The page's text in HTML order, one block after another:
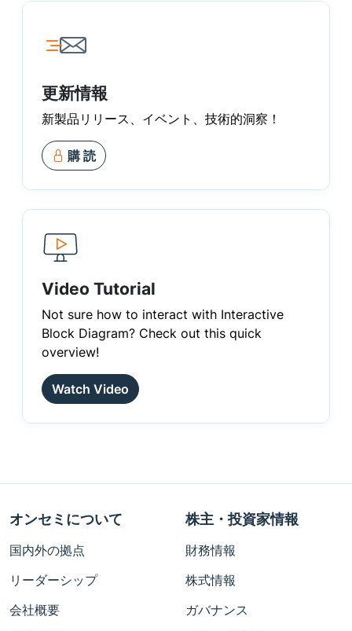
更新情報
新製品リリース、イベント、技術的洞察！
購 読
Video Tutorial
Not sure how to interact with Interactive
Block Diagram? Check out this quick
overview!
Watch Video
オンセミについて
国内外の拠点
リーダーシップ
会社概要
株主・投資家情報
財務情報
株式情報
ガバナンス